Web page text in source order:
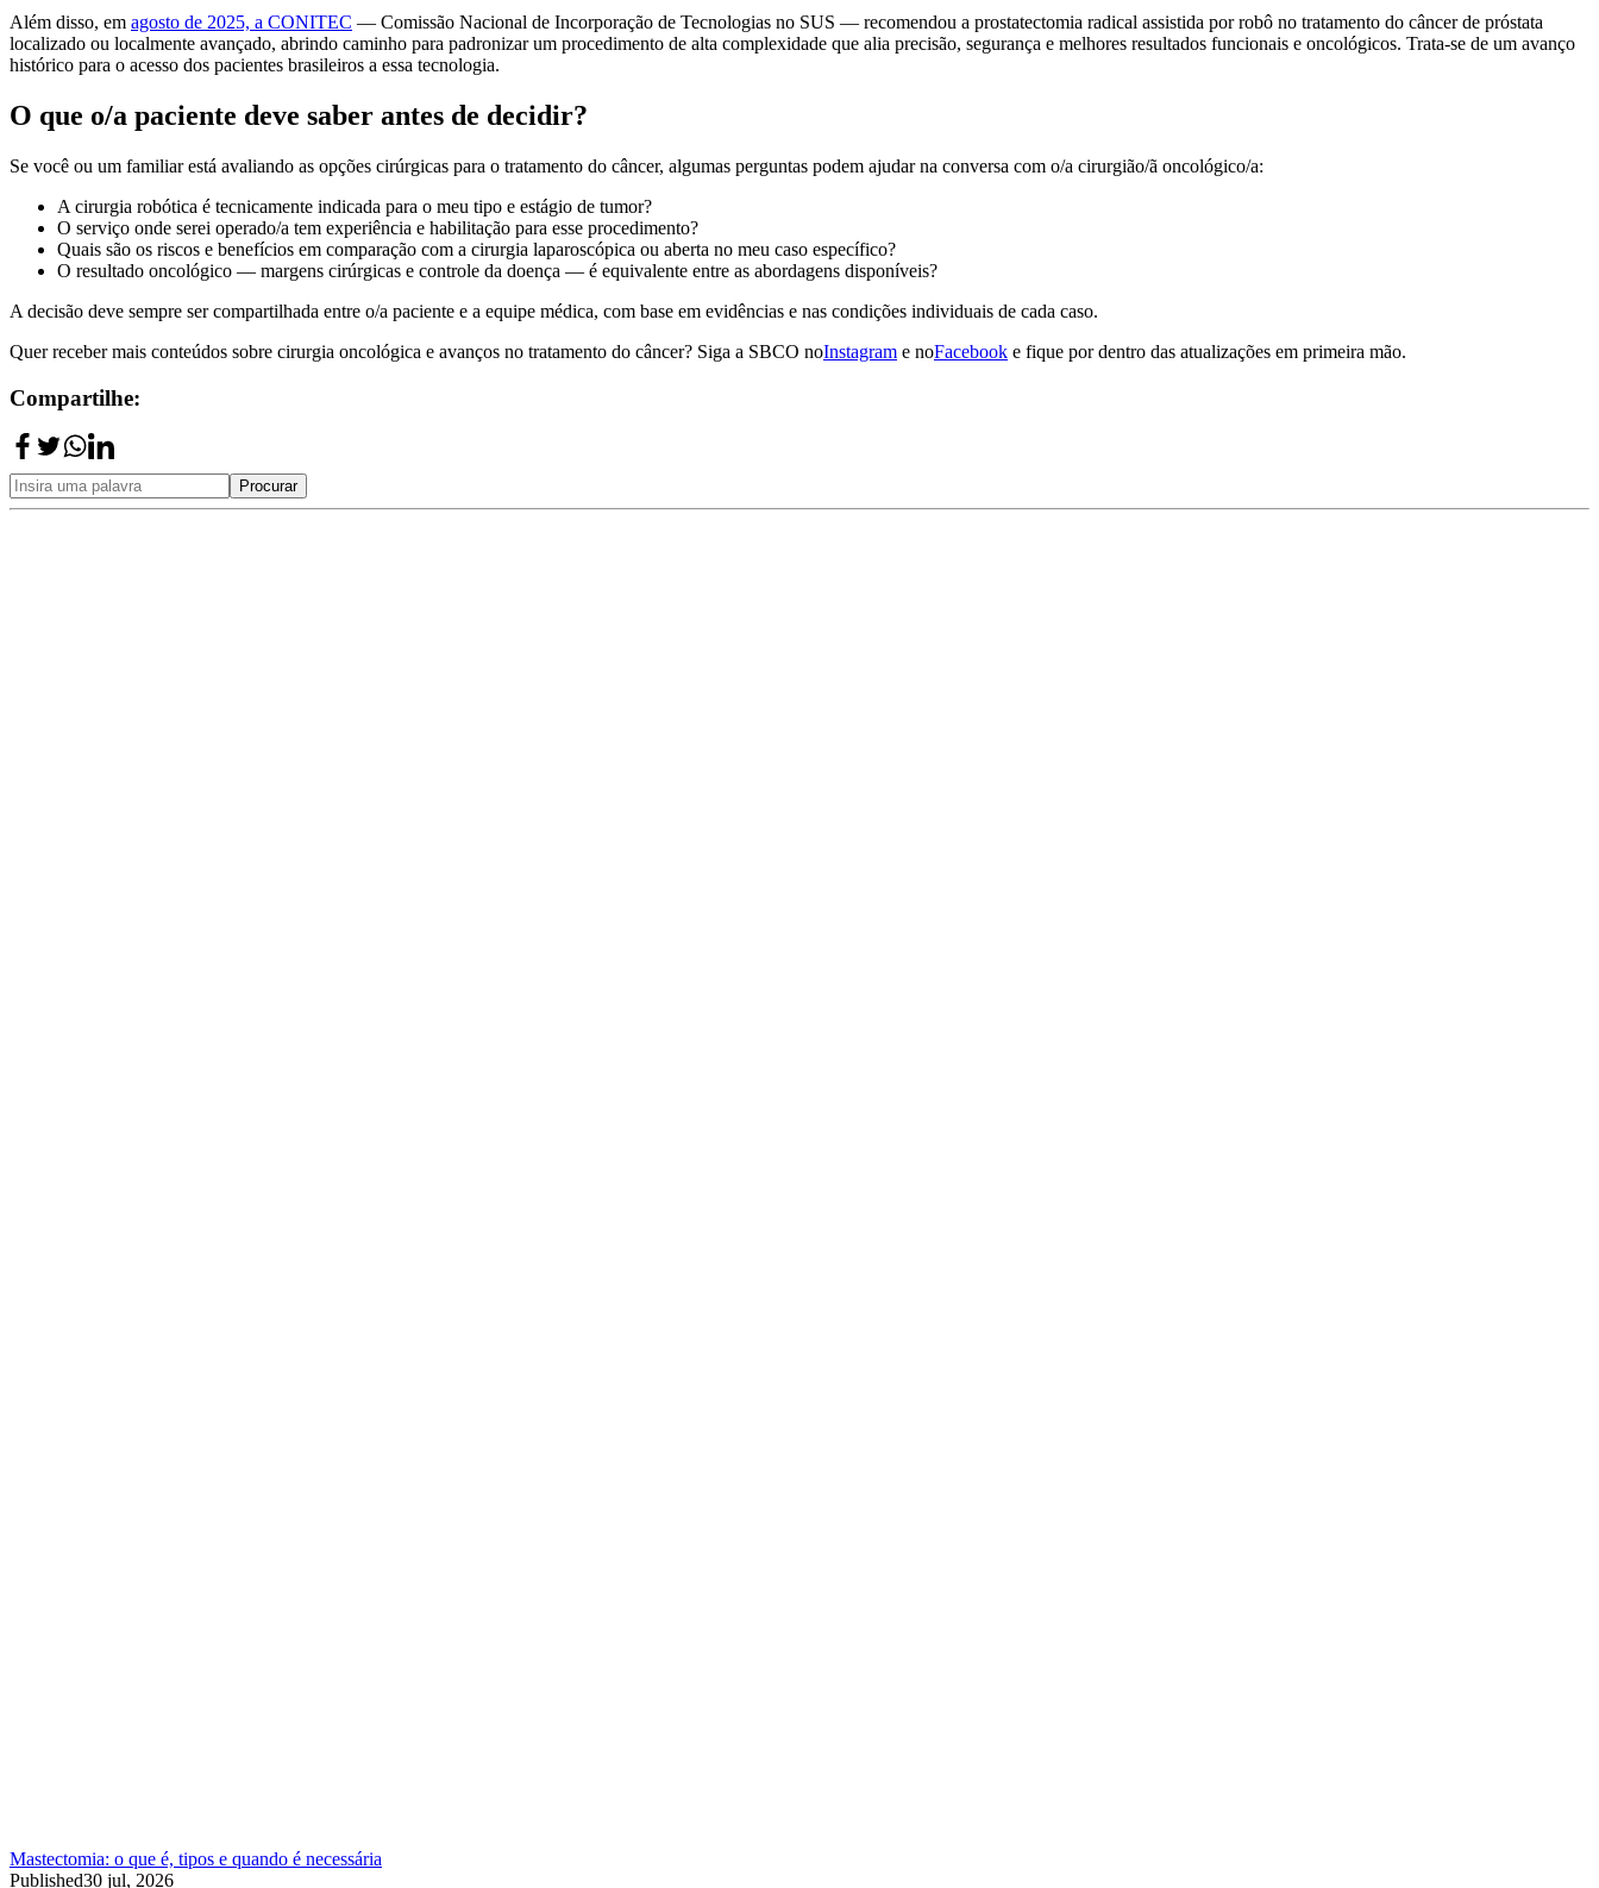
Além disso, em agosto de 2025, a CONITEC — Comissão Nacional de Incorporação de Tecnologias no SUS — recomendou a prostatectomia radical assistida por robô no tratamento do câncer de próstata
localizado ou localmente avançado, abrindo caminho para padronizar um procedimento de alta complexidade que alia precisão, segurança e melhores resultados funcionais e oncológicos. Trata-se de um avanço
histórico para o acesso dos pacientes brasileiros a essa tecnologia.
O que o/a paciente deve saber antes de decidir?
Se você ou um familiar está avaliando as opções cirúrgicas para o tratamento do câncer, algumas perguntas podem ajudar na conversa com o/a cirurgião/ã oncológico/a:
A cirurgia robótica é tecnicamente indicada para o meu tipo e estágio de tumor?
O serviço onde serei operado/a tem experiência e habilitação para esse procedimento?
Quais são os riscos e benefícios em comparação com a cirurgia laparoscópica ou aberta no meu caso específico?
O resultado oncológico — margens cirúrgicas e controle da doença — é equivalente entre as abordagens disponíveis?
A decisão deve sempre ser compartilhada entre o/a paciente e a equipe médica, com base em evidências e nas condições individuais de cada caso.
Quer receber mais conteúdos sobre cirurgia oncológica e avanços no tratamento do câncer? Siga a SBCO noInstagram e noFacebook e fique por dentro das atualizações em primeira mão.
Compartilhe:
Procurar
Mastectomia: o que é, tipos e quando é necessária
Published30 jul, 2026